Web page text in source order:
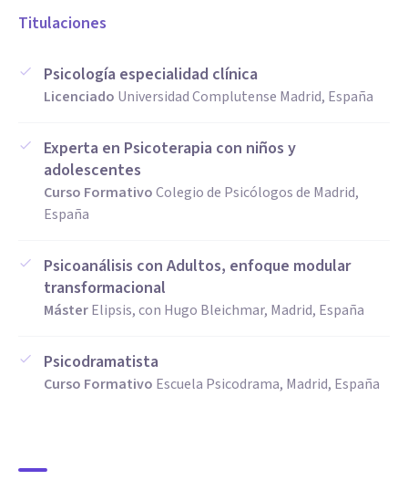
Titulaciones
Psicología especialidad clínica
Licenciado Universidad Complutense Madrid, España
Experta en Psicoterapia con niños y
adolescentes
Curso FormativoColegio de Psicólogos de Madrid,
España
Psicoanálisis con Adultos, enfoque modular
transformacional
MásterElipsis, con Hugo Bleichmar, Madrid, España
Psicodramatista
Curso Formativo Escuela Psicodrama, Madrid, España